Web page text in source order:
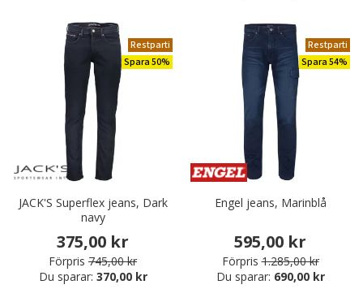
Restparti
Spara 50%
JACK'S Superflex jeans, Dark
navy
375,00 kr
Förpris 745,00 kr
Du sparar: 370,00 kr
Restparti
Spara 54%
Engel jeans, Marinblå
595,00 kr
Förpris 1.285,00 kr
Du sparar: 690,00 kr